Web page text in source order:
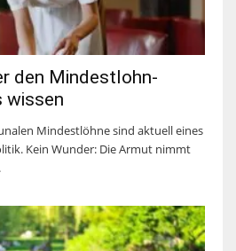
den Mindestlohn-
wissen
Mindestlöhne sind aktuell eines
Kein Wunder: Die Armut nimmt